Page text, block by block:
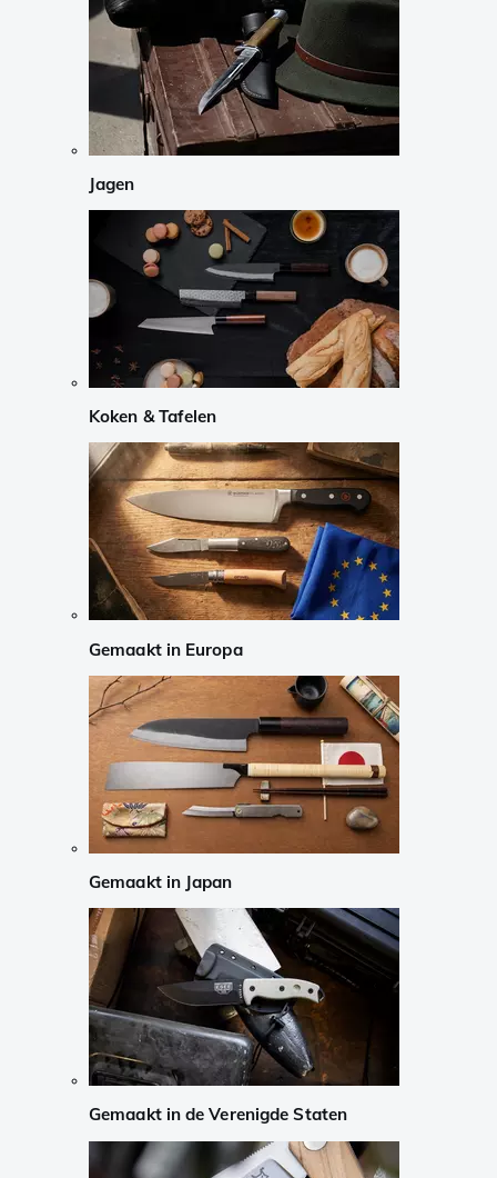
Jagen
Koken & Tafelen
Gemaakt in Europa
Gemaakt in Japan
Gemaakt in de Verenigde Staten